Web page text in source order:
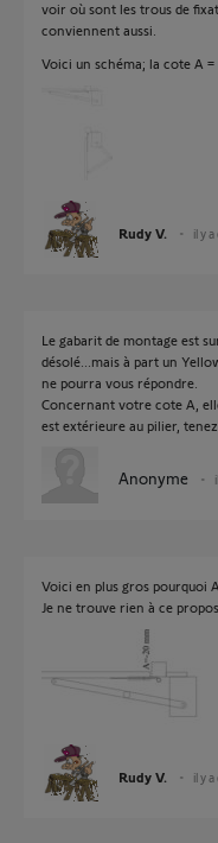
voir où sont les trous de
conviennent aussi.
Voici un schéma; la cote A =
Rudy V. il y
Le gabarit de montage est
désolé...mais à part un
ne pourra vous répondre.
Concernant votre cote A,
est extérieure au pilier,
Anonyme
Voici en plus gros pourquoi
Je ne trouve rien à ce
Rudy V. il y